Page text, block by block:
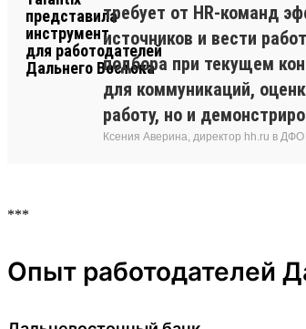
требует от HR-команд
источников и вести
подбора при текущем
для коммуникаций,
работу, но и
Ксения Аверина, директор hh.ru в ДФО
***
Опыт работодателей